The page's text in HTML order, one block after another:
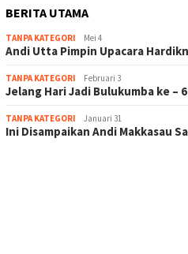
BERITA UTAMA
TANPA KATEGORI Mei 4
Andi Utta Pimpin Upacara
TANPA KATEGORI Februari 3
Jelang Hari Jadi Bulukumba ke –
TANPA KATEGORI Januari 31
Ini Disampaikan Andi Makkasau